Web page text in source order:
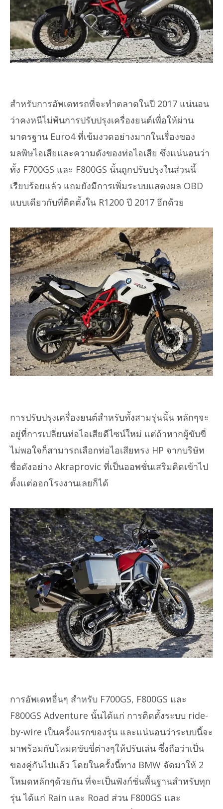
สำหรับการอัพเดทรถที่จะทำตลาดในปี 2017 แน่นอน
ว่าคงหนีไม่พ้นการปรับปรุงเครื่องยนต์เพื่อให้ผ่าน
มาตรฐาน Euro4 ที่เข้มงวดอย่างมากในเรื่องของ
มลพิษไอเสียและความดังของท่อไอเสีย ซึ่งแน่นอนว่า
ทั้ง F700GS และ F800GS นั้นถูกปรับปรุงในส่วนนี้
เรียบร้อยแล้ว แถมยังมีการเพิ่มระบบแสดงผล OBD
แบบเดียวกับที่ติดตั้งใน R1200 ปี 2017 อีกด้วย
การปรับปรุงเครื่องยนต์สำหรับทั้งสามรุ่นนั้น หลักๆจะ
อยู่ที่การเปลี่ยนท่อไอเสียดีไซน์ใหม่ แต่ถ้าหากผู้ขับขี่
ไม่พอใจก็สามารถเลือกท่อไอเสียทรง HP จากบริษัท
ชื่อดังอย่าง Akraprovic ที่เป็นออพชั่นเสริมติดเข้าไป
ตั้งแต่ออกโรงงานเลยก็ได้
การอัพเดทอื่นๆ สำหรับ F700GS, F800GS และ
F800GS Adventure นั้นได้แก่ การติดตั้งระบบ ride-
by-wire เป็นครั้งแรกของรุุ่น และแน่นอนว่าระบบนี้จะ
มาพร้อมกับโหมดขับขี่ต่างๆให้ปรับเล่น ซึ่งถือว่าเป็น
ของคู่กันไปแล้ว โดยในครั้งนี้ทาง BMW จัดมาให้ 2
โหมดหลักๆด้วยกัน ที่จะเป็นฟังก์ชั่นพื้นฐานสำหรับทุก
รุ่น ได้แก่ Rain และ Road ส่วน F800GS และ